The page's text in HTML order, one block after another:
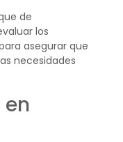
de
los
asegurar que
necesidades
en